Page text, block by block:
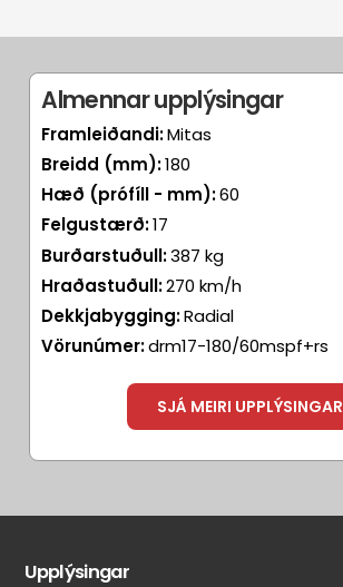
Almennar upplýsingar
Framleiðandi:Mitas
Breidd (mm):180
Hæð (prófíll - mm):60
Felgustærð:17
Burðarstuðull:387 kg
Hraðastuðull:270 km/h
Dekkjabygging:Radial
Vörunúmer:drm17-180/60mspf+rs
SJÁ MEIRI UPPLÝSINGAR
Aðrir
Aðrar
Upplýsingar